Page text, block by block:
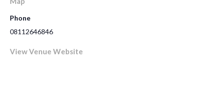
Phone
08112646846
View Venue Website